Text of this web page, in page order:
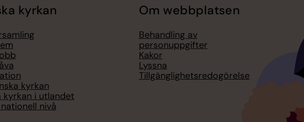
kyrkan
kyrkan
kyrkan i utlandet
nivå
Om webbplatsen
Behandling av
personuppgifter
Kakor
Lyssna
Tillgänglighetsredogörelse